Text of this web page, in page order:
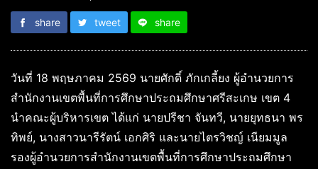
share tweet share
วันที่ 18 พฤษภาคม 2569 นายศักดิ์ ภักเกลี้ยง ผู้อำนวยการ
สำนักงานเขตพื้นที่การศึกษาประถมศึกษาศรีสะเกษ เขต 4
นำคณะผู้บริหารเขต ได้แก่ นายปรีชา จันทวี, นายยุทธนา พร
ทิพย์, นางสาวนารีรัตน์ เอกศิริ และนายไตรวิชญ์ เนียมมูล
รองผู้อำนวยการสำนักงานเขตพื้นที่การศึกษาประถมศึกษา